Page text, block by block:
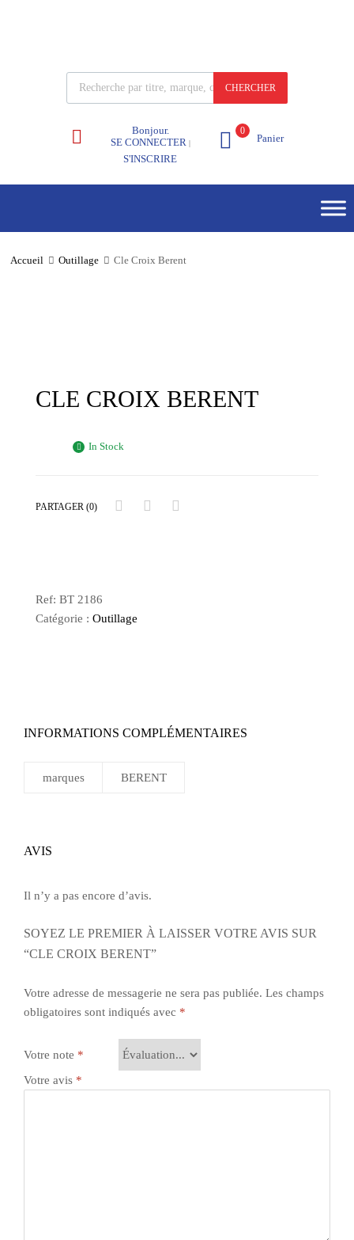
CHERCHER
Bonjour.
SE CONNECTER |
S'INSCRIRE
Panier
0
Accueil Outillage Cle Croix Berent
CLE CROIX BERENT
In Stock
PARTAGER (0)
Ref: BT 2186
Catégorie : Outillage
INFORMATIONS COMPLÉMENTAIRES
marques BERENT
AVIS
Il n’y a pas encore d’avis.
SOYEZ LE PREMIER À LAISSER VOTRE AVIS SUR
“CLE CROIX BERENT”
Votre adresse de messagerie ne sera pas publiée. Les champs
obligatoires sont indiqués avec *
Votre note *
Votre avis *